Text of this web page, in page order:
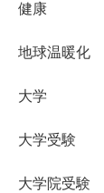
健康
地球温暖化
大学
大学受験
大学院受験